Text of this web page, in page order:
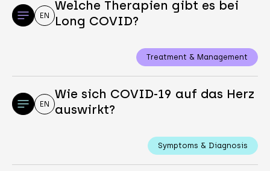
EN
Welche Therapien gibt es bei
Long COVID?
Treatment & Management
EN
Wie sich COVID-19 auf das Herz
auswirkt?
Symptoms & Diagnosis